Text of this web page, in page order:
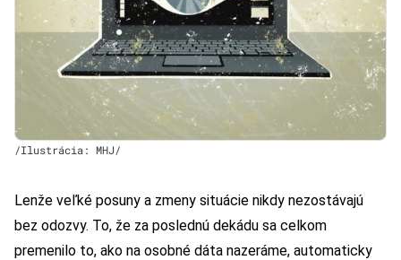
/Ilustrácia: MHJ/
Lenže veľké posuny a zmeny situácie nikdy nezostávajú
bez odozvy. To, že za poslednú dekádu sa celkom
premenilo to, ako na osobné dáta nazeráme, automaticky